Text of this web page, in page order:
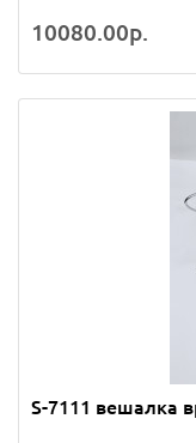
10080.00р.
S-7111 вешалка